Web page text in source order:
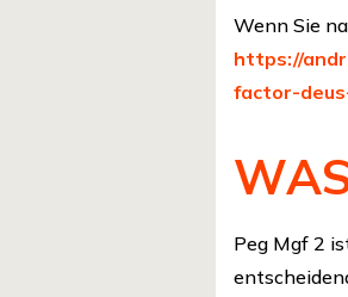
Wenn Sie
https://
factor-
Peg Mgf 2